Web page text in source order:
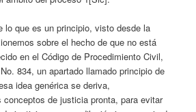
lo que es un principio, visto desde la
sobre el hecho de que no está
en el Código de Procedimiento Civil,
834, un apartado llamado principio de
idea genérica se deriva,
de justicia pronta, para evitar